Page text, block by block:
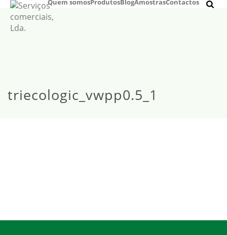
Quem somosProdutosBlogAmostrasContactos
triecologic_vwpp0.5_1